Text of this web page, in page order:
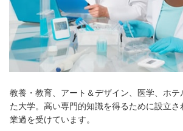
教養・教育、アート＆デザイン、医学、ホテ
た大学。高い専門的知識を得るために設立
業過を受けています。